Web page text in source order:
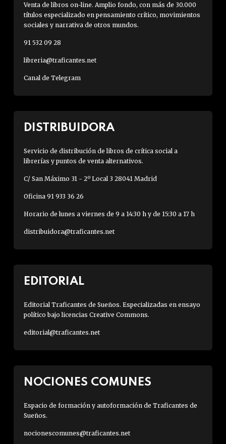
Venta de libros on-line. Amplio fondo, con más de 30.000
títulos especializado en pensamiento crítico, movimientos
sociales y narrativa de otros mundos.
91 532 09 28
libreria@traficantes.net
Canal de Telegram
DISTRIBUIDORA
Servicio de distribución de libros de crítica social a
librerías y puntos de venta alternativos.
C/ San Máximo 31 - 2º Local 3 28041 Madrid
Oficina 91 933 36 26
Horario de lunes a viernes de 9 a 14:30 h y de 15:30 a 17 h
distribuidora@traficantes.net
EDITORIAL
Editorial Traficantes de Sueños. Especializadas en ensayo
político bajo licencias Creative Commons.
editorial@traficantes.net
NOCIONES COMUNES
Espacio de formación y autoformación de Traficantes de
Sueños.
nocionescomunes@traficantes.net